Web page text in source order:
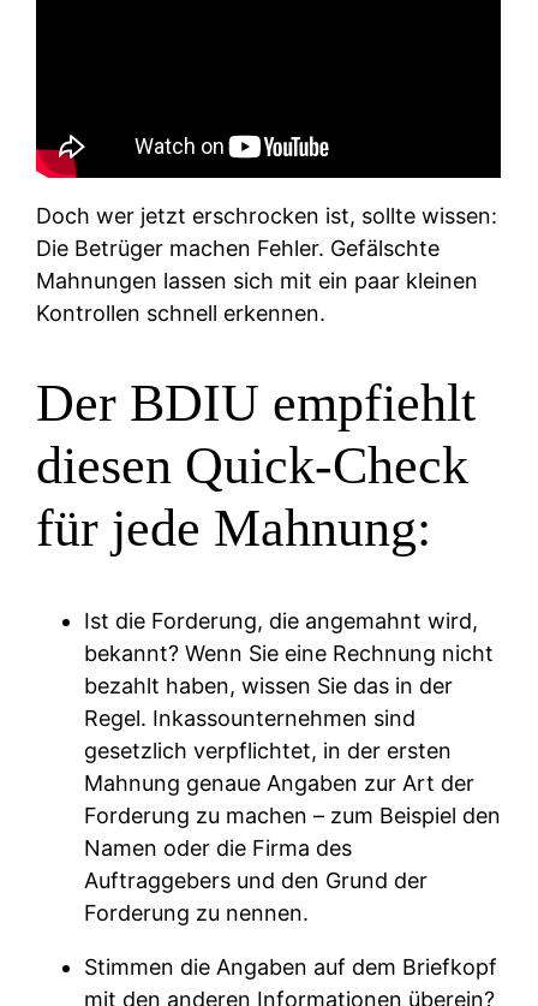
Doch wer jetzt erschrocken ist, sollte wissen:
Die Betrüger machen Fehler. Gefälschte
Mahnungen lassen sich mit ein paar kleinen
Kontrollen schnell erkennen.
Der BDIU empfiehlt
diesen Quick-Check
für jede Mahnung:
Ist die Forderung, die angemahnt wird,
bekannt? Wenn Sie eine Rechnung nicht
bezahlt haben, wissen Sie das in der
Regel. Inkassounternehmen sind
gesetzlich verpflichtet, in der ersten
Mahnung genaue Angaben zur Art der
Forderung zu machen – zum Beispiel den
Namen oder die Firma des
Auftraggebers und den Grund der
Forderung zu nennen.
Stimmen die Angaben auf dem Briefkopf
mit den anderen Informationen überein?